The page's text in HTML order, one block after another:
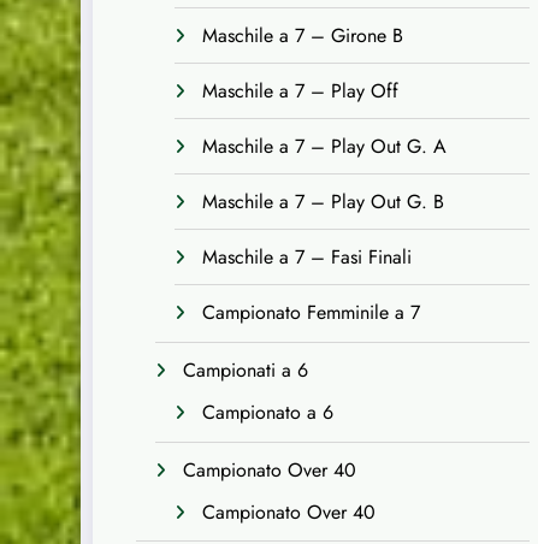
Maschile a 7 – Girone B
Maschile a 7 – Play Off
Maschile a 7 – Play Out G. A
Maschile a 7 – Play Out G. B
Maschile a 7 – Fasi Finali
Campionato Femminile a 7
Campionati a 6
Campionato a 6
Campionato Over 40
Campionato Over 40